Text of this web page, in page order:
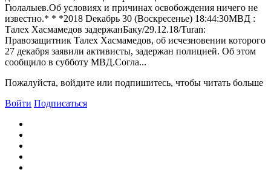
Гюлалыев.Об условиях и причинах освобождения ничего не
известно.* * *2018 Dекабрь 30 (Bоскресенье) 18:44:30МBД :
Талех Хасмамедов задержанБаку/29.12.18/Turan:
Правозащитник Талех Хасмамедов, об исчезновении которого
27 декабря заявили активисты, задержан полицией. Об этом
сообщило в субботу МBД.Согла...
Пожалуйста, войдите или подпишитесь, чтобы читать больше
Войти Подписаться